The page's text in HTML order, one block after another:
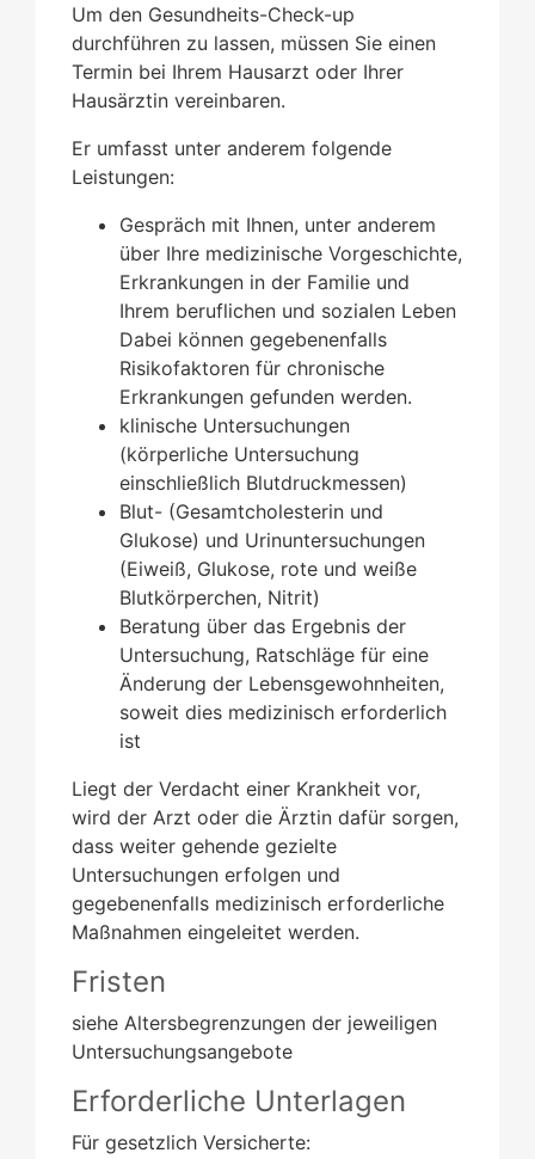
Um den Gesundheits-Check-up
durchführen zu lassen, müssen Sie einen
Termin bei Ihrem Hausarzt oder Ihrer
Hausärztin vereinbaren.
Er umfasst unter anderem folgende
Leistungen:
Gespräch mit Ihnen, unter anderem
über Ihre medizinische Vorgeschichte,
Erkrankungen in der Familie und
Ihrem beruflichen und sozialen Leben
Dabei können gegebenenfalls
Risikofaktoren für chronische
Erkrankungen gefunden werden.
klinische Untersuchungen
(körperliche Untersuchung
einschließlich Blutdruckmessen)
Blut- (Gesamtcholesterin und
Glukose) und Urinuntersuchungen
(Eiweiß, Glukose, rote und weiße
Blutkörperchen, Nitrit)
Beratung über das Ergebnis der
Untersuchung, Ratschläge für eine
Änderung der Lebensgewohnheiten,
soweit dies medizinisch erforderlich
ist
Liegt der Verdacht einer Krankheit vor,
wird der Arzt oder die Ärztin dafür sorgen,
dass weiter gehende gezielte
Untersuchungen erfolgen und
gegebenenfalls medizinisch erforderliche
Maßnahmen eingeleitet werden.
Fristen
siehe Altersbegrenzungen der jeweiligen
Untersuchungsangebote
Erforderliche Unterlagen
Für gesetzlich Versicherte: